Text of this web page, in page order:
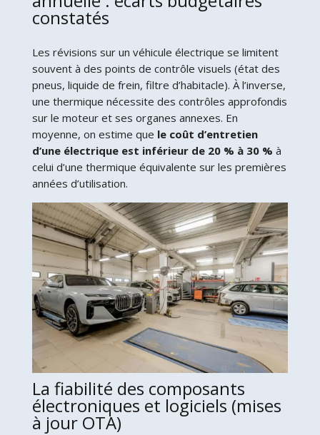
constatés
Les révisions sur un véhicule électrique se limitent
souvent à des points de contrôle visuels (état des
pneus, liquide de frein, filtre d’habitacle). À l’inverse,
une thermique nécessite des contrôles approfondis
sur le moteur et ses organes annexes. En
moyenne, on estime que le coût d’entretien
d’une électrique est inférieur de 20 % à 30 % à
celui d’une thermique équivalente sur les premières
années d’utilisation.
La fiabilité des composants
électroniques et logiciels (mises
à jour OTA)